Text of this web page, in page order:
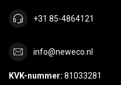
+31 85-4864121
info@neweco.nl
KVK-nummer: 81033281